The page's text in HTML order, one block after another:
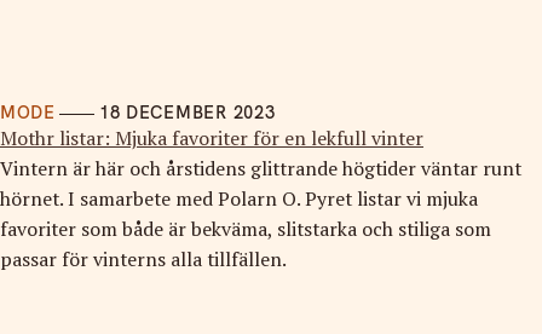
MODE 18 DECEMBER 2023
Mothr listar: Mjuka favoriter för en lekfull vinter
Vintern är här och årstidens glittrande högtider väntar runt
hörnet. I samarbete med Polarn O. Pyret listar vi mjuka
favoriter som både är bekväma, slitstarka och stiliga som
passar för vinterns alla tillfällen.